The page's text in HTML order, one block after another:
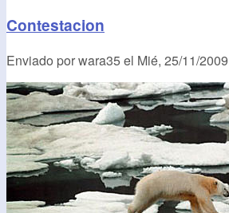
Contestacion
Enviado porwara35el Mié, 25/11/